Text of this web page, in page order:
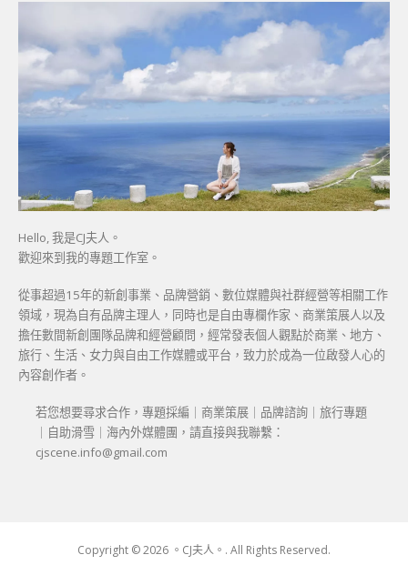
Hello, 我是CJ夫人。
歡迎來到我的專題工作室。
從事超過15年的新創事業、品牌營銷、數位媒體與社群經營等相關工作
領域，現為自有品牌主理人，同時也是自由專欄作家、商業策展人以及
擔任數間新創團隊品牌和經營顧問，經常發表個人觀點於商業、地方、
旅行、生活、女力與自由工作媒體或平台，致力於成為一位啟發人心的
內容創作者。
若您想要尋求合作，專題採編｜商業策展｜品牌諮詢｜旅行專題
｜自助滑雪｜海內外媒體團，請直接與我聯繫：
cjscene.info@gmail.com
Copyright © 2026 。CJ夫人。. All Rights Reserved.